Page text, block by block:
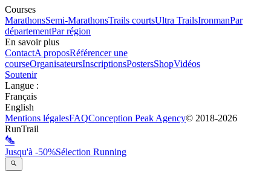
Courses
MarathonsSemi-MarathonsTrails courtsUltra TrailsIronmanPar
départementPar région
En savoir plus
ContactA proposRéférencer une
courseOrganisateursInscriptionsPostersShopVidéos
Soutenir
Langue :
Français
English
Mentions légalesFAQConception Peak Agency© 2018-2026
RunTrail
Jusqu'à -50%Sélection Running